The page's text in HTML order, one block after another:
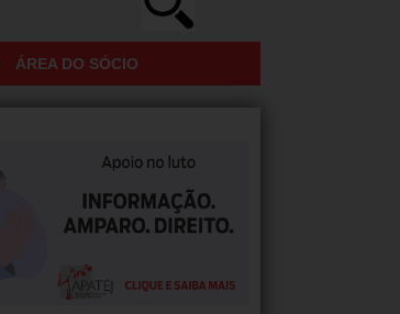
ÁREA DO SÓCIO